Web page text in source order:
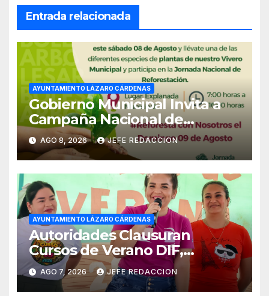
Entrada relacionada
AYUNTAMIENTO LÁZARO CÁRDENAS
Gobierno Municipal Invita a
Campaña Nacional de
Reforestación
AGO 8, 2026 JEFE REDACCION
AYUNTAMIENTO LÁZARO CÁRDENAS
Autoridades Clausuran
Cursos de Verano DIF,
Seguridad Pública y Casa de
Cultura 2026
AGO 7, 2026 JEFE REDACCION